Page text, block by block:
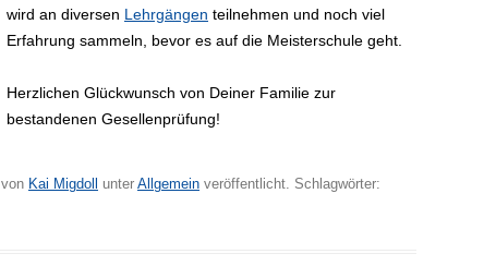
wird an diversen Lehrgängen teilnehmen und noch viel
Erfahrung sammeln, bevor es auf die Meisterschule geht.
Herzlichen Glückwunsch von Deiner Familie zur
bestandenen Gesellenprüfung!
von Kai Migdoll unter Allgemein veröffentlicht. Schlagwörter: